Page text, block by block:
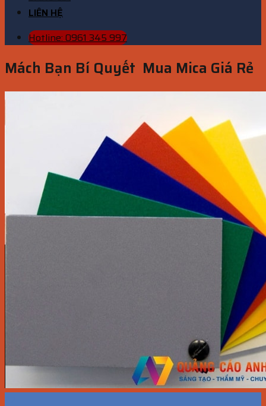
LIÊN HỆ
Hotline: 0961 345 997
Mách Bạn Bí Quyết Mua Mica Giá Rẻ